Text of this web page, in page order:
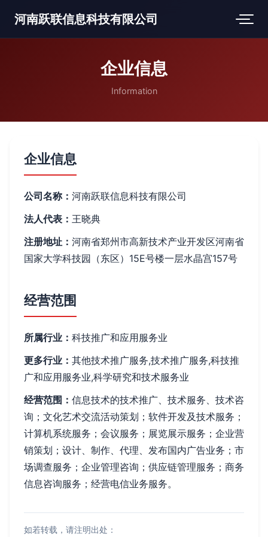
河南跃联信息科技有限公司
企业信息
Information
企业信息
公司名称： 河南跃联信息科技有限公司
法人代表： 王晓典
注册地址： 河南省郑州市高新技术产业开发区河南省
国家大学科技园（东区）15E号楼一层水晶宫157号
经营范围
所属行业： 科技推广和应用服务业
更多行业： 其他技术推广服务,技术推广服务,科技推
广和应用服务业,科学研究和技术服务业
经营范围： 信息技术的技术推广、技术服务、技术咨
询；文化艺术交流活动策划；软件开发及技术服务；
计算机系统服务；会议服务；展览展示服务；企业营
销策划；设计、制作、代理、发布国内广告业务；市
场调查服务；企业管理咨询；供应链管理服务；商务
信息咨询服务；经营电信业务服务。
如若转载，请注明出处：